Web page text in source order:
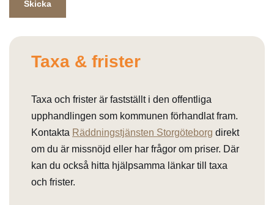
Taxa & frister
Taxa och frister är fastställt i den offentliga
upphandlingen som kommunen förhandlat fram.
Kontakta Räddningstjänsten Storgöteborg direkt
om du är missnöjd eller har frågor om priser. Där
kan du också hitta hjälpsamma länkar till taxa
och frister.